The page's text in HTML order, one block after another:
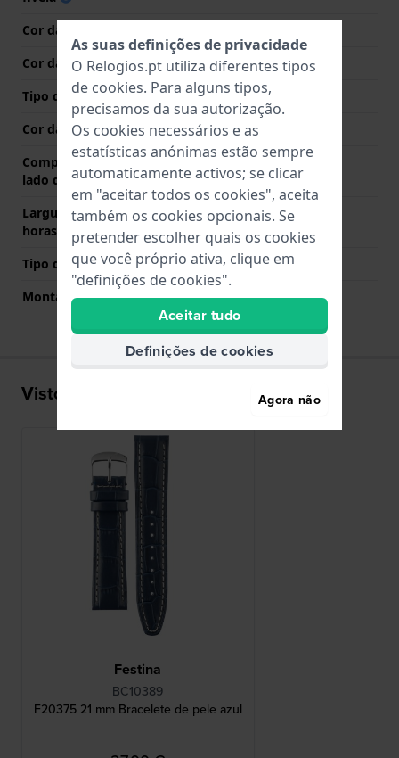
Cor da bracelete
Cor das costuras
Branco
Tipo de Fecho
Fecho
Cor da fivela
Prata
Comprimento de banda no
lado das 12 horas
80 mm
Largura de banda lado 6
horas (mm)
120 mm
Tipo de montagem
Pinos de pressão
Montagem Reta
Sim
Visto recentemente
Festina
BC10389
F20375 21 mm Bracelete de pele azul
As suas definições de privacidade
O Relogios.pt utiliza diferentes tipos
de cookies. Para alguns tipos,
precisamos da sua autorização.
Os cookies necessários e as
estatísticas anónimas estão sempre
automaticamente activos; se clicar
em "aceitar todos os cookies", aceita
também os cookies opcionais. Se
pretender escolher quais os cookies
que você próprio ativa, clique em
"definições de cookies".
Aceitar tudo
Definições de cookies
Agora não